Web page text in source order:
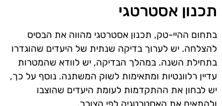
תכנון אסטרטגי
בתחום ההיי-טק, תכנון אסטרטגי מהווה את הבסיס
להצלחה. יש לערוך בדיקה שנתית של היעדים שהוגדרו
בתחילת השנה. במהלך הבדיקה, יש לוודא שהמטרות
עדיין רלוונטיות ומתאימות לשוק המשתנה. נוסף על כך,
יש לבחון את ההתקדמות לעומת היעדים שהוצבו
ולהתאים את האסטרטגיה לפי הצורך.